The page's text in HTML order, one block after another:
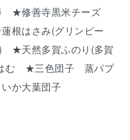
★修善寺黒米チーズ
はさみ(グリンピー
★天然多賀ふのり(多賀
む ★三色団子 蒸パプ
いか大葉団子